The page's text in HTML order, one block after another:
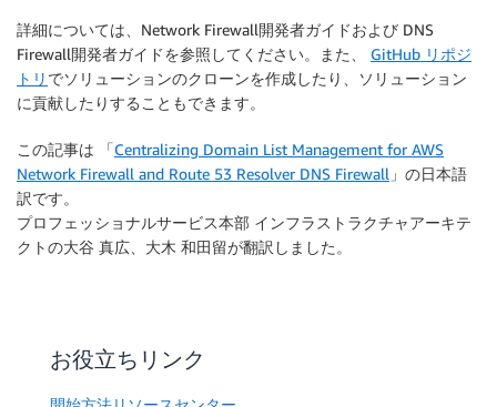
詳細については、Network Firewall開発者ガイドおよび DNS
Firewall開発者ガイドを参照してください。また、 GitHub リポジ
トリ でソリューションのクローンを作成したり、ソリューション
に貢献したりすることもできます。
この記事は 「Centralizing Domain List Management for AWS
Network Firewall and Route 53 Resolver DNS Firewall 」の日本語
訳です。
プロフェッショナルサービス本部 インフラストラクチャアーキテ
クトの大谷 真広、大木 和田留が翻訳しました。
お役立ちリンク